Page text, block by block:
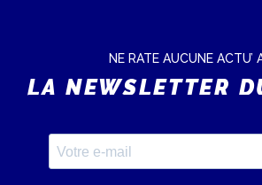
NE RATE AUCUNE ACTU’
LA NEWSLETTER